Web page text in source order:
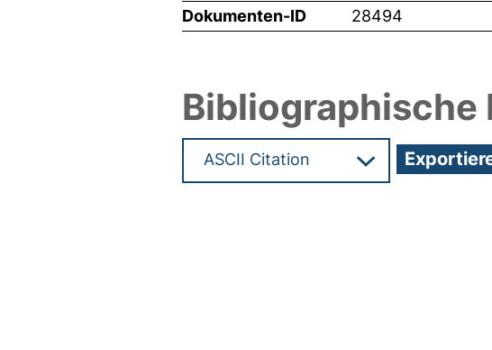
Dokumenten-ID 28494
Bibliographische